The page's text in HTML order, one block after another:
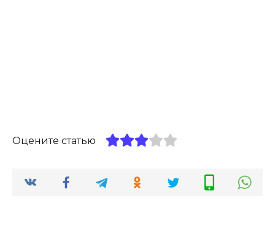
Оцените статью